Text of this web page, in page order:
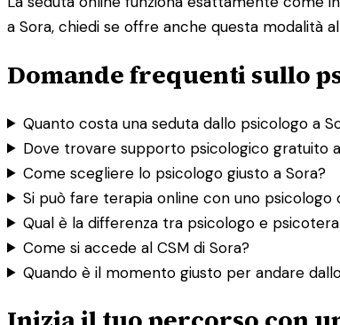
a Sora, chiedi se offre anche questa modalità
Domande frequenti sullo
Quanto costa una seduta dallo psicologo a
Dove trovare supporto psicologico gratuito
Come scegliere lo psicologo giusto a Sora?
Si può fare terapia online con uno psicologo
Qual è la differenza tra psicologo e
Come si accede al CSM di Sora?
Quando è il momento giusto per andare